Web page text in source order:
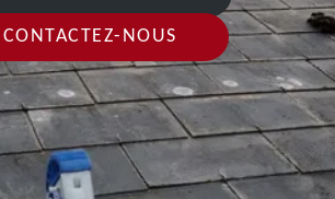
CONTACTEZ-NOUS